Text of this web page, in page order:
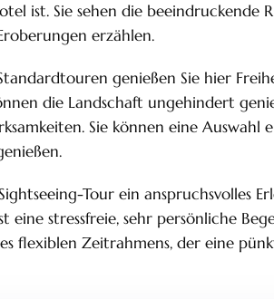
ist. Sie sehen die beeindruckende
erzählen.
genießen Sie hier
die Landschaft ungehindert
Sie können eine Auswahl
Tour ein anspruchsvolles
eine stressfreie, sehr persönliche
flexiblen Zeitrahmens, der eine